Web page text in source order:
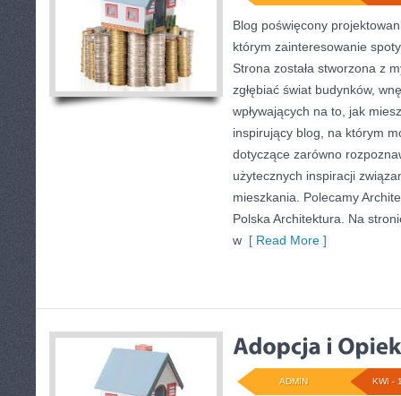
Blog poświęcony
którym zainteresowanie
Strona została stworzona z
zgłębiać świat budynków,
wpływających na to, jak
inspirujący blog, na którym
dotyczące zarówno
użytecznych inspiracji
mieszkania. Polecamy
Polska Architektura. Na
w [ Read More ]
KWI -
ADMIN